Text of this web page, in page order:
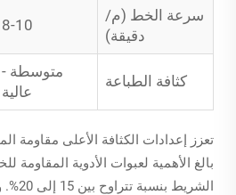
سرعة الخط (م/
دقيقة)
8-10
كثافة الطباعة
متوسطة -
عالية
تعزز إعدادات الكثافة الأعلى مقاومة
بالغ الأهمية لعبوات الأدوية المقاومة
الشريط